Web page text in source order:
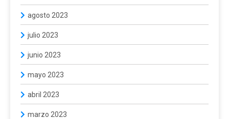
agosto 2023
julio 2023
junio 2023
mayo 2023
abril 2023
marzo 2023